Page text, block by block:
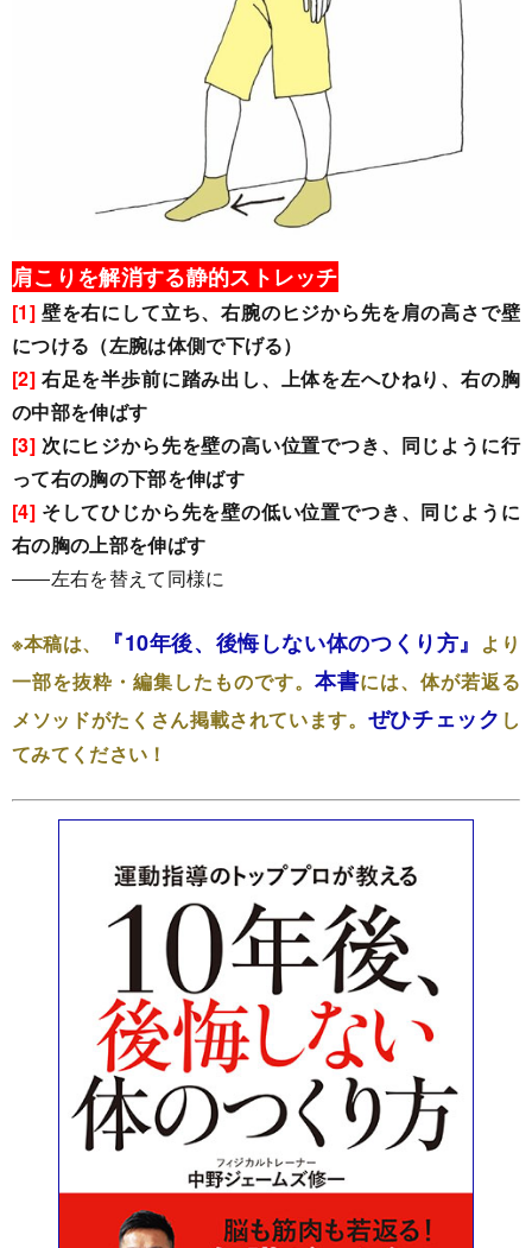
肩こりを解消する静的ストレッチ
[1]壁を右にして立ち、右腕のヒジから先を肩の高さで壁
につける（左腕は体側で下げる）
[2]右足を半歩前に踏み出し、上体を左へひねり、右の胸
の中部を伸ばす
[3]次にヒジから先を壁の高い位置でつき、同じように行
って右の胸の下部を伸ばす
[4]そしてひじから先を壁の低い位置でつき、同じように
右の胸の上部を伸ばす
――左右を替えて同様に
※本稿は、 『10年後、後悔しない体のつくり方』 より
一部を抜粋・編集したものです。 本書には、体が若返る
メソッドがたくさん掲載されています。 ぜひチェック し
てみてください！